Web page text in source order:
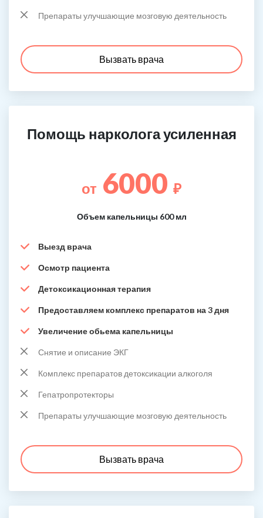
Препараты улучшающие мозговую деятельность
Вызвать врача
Помощь нарколога усиленная
от 6000 ₽
Объем капельницы 600 мл
Выезд врача
Осмотр пациента
Детоксикационная терапия
Предоставляем комплекс препаратов на 3 дня
Увеличение обьема капельницы
Снятие и описание ЭКГ
Комплекс препаратов детоксикации алкоголя
Гепатропротекторы
Препараты улучшающие мозговую деятельность
Вызвать врача